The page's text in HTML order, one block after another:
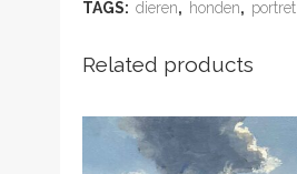
TAGS: dieren, honden, portret
Related products